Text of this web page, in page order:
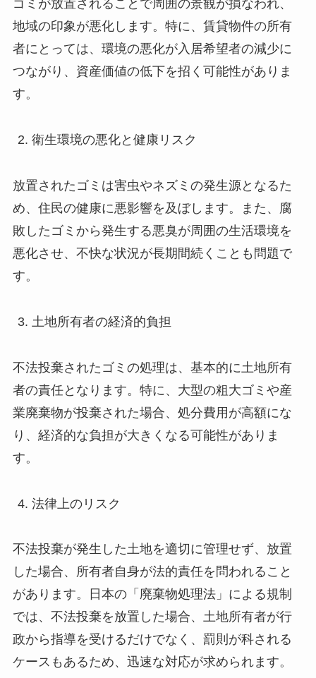
ゴミが放置されることで周囲の景観が損なわれ、
地域の印象が悪化します。特に、賃貸物件の所有
者にとっては、環境の悪化が入居希望者の減少に
つながり、資産価値の低下を招く可能性がありま
す。
衛生環境の悪化と健康リスク
放置されたゴミは害虫やネズミの発生源となるた
め、住民の健康に悪影響を及ぼします。また、腐
敗したゴミから発生する悪臭が周囲の生活環境を
悪化させ、不快な状況が長期間続くことも問題で
す。
土地所有者の経済的負担
不法投棄されたゴミの処理は、基本的に土地所有
者の責任となります。特に、大型の粗大ゴミや産
業廃棄物が投棄された場合、処分費用が高額にな
り、経済的な負担が大きくなる可能性がありま
す。
法律上のリスク
不法投棄が発生した土地を適切に管理せず、放置
した場合、所有者自身が法的責任を問われること
があります。日本の「廃棄物処理法」による規制
では、不法投棄を放置した場合、土地所有者が行
政から指導を受けるだけでなく、罰則が科される
ケースもあるため、迅速な対応が求められます。